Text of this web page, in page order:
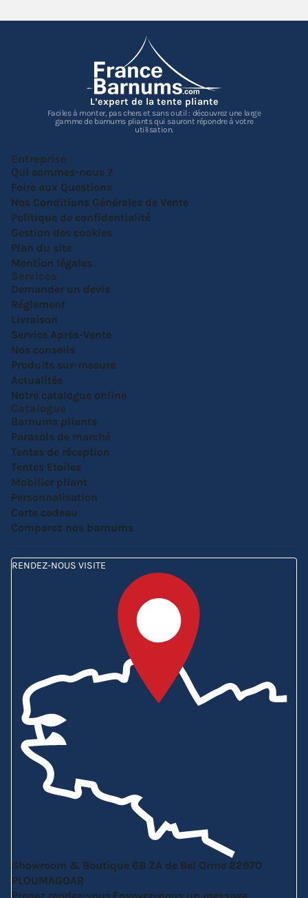
L’expert de la tente pliante
Faciles à monter, pas chers et sans outil : découvrez une large
gamme de barnums pliants qui sauront répondre à votre
utilisation.
Entreprise
Qui sommes-nous ?
Foire aux Questions
Nos Conditions Générales de Vente
Politique de confidentialité
Gestion des cookies
Plan du site
Mention légales
Services
Demander un devis
Réglement
Livraison
Service Après-Vente
Nos conseils
Produits sur-mesure
Actualités
Notre catalogue online
Catalogue
Barnums pliants
Parasols de marché
Tentes de réception
Tentes Etoiles
Mobilier pliant
Personnalisation
Carte cadeau
Comparez nos barnums
RENDEZ-NOUS VISITE
Showroom & Boutique 6B ZA de Bel Orme 22970
PLOUMAGOAR